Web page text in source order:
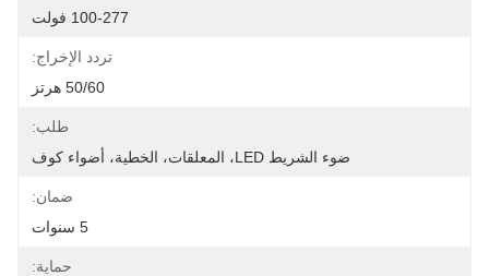
100-277 فولت
تردد الإخراج:
50/60 هرتز
طلب:
ضوء الشريط LED، المعلقات، الخطية، أضواء كوف
ضمان:
5 سنوات
حماية: